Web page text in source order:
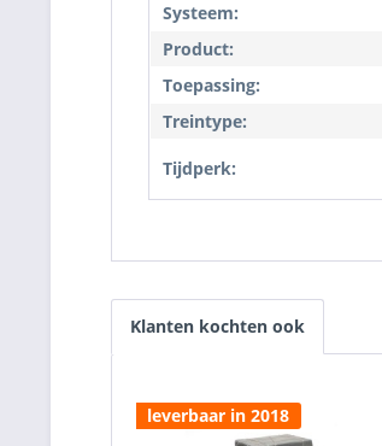
Systeem:
Product:
Toepassing:
Treintype:
Tijdperk:
Klanten kochten ook
leverbaar in 2018